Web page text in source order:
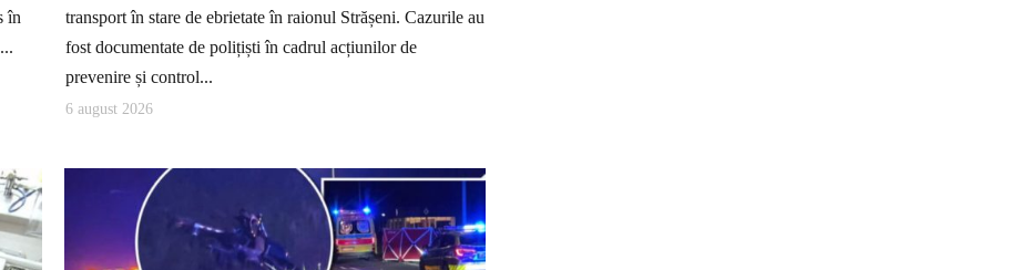
în
transport în stare de ebrietate în raionul Strășeni. Cazurile au
fost documentate de polițiști în cadrul acțiunilor de
prevenire și control...
6 august 2026